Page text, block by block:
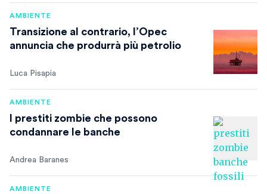
AMBIENTE
Transizione al contrario, l’Opec
annuncia che produrrà più petrolio
Luca Pisapia
AMBIENTE
I prestiti zombie che possono
condannare le banche
Andrea Baranes
AMBIENTE